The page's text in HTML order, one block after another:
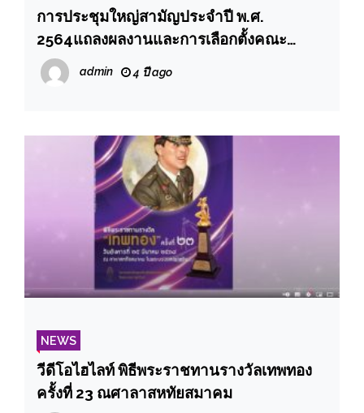
การประชุมใหญ่สามัญประจำปี พ.ศ.
2564แถลงผลงานและการเลือกตั้งคณะ
กรรมการบริหารชุดใหม่ (วาระปี2565-2566)
admin 4 ปี ago
NEWS
วีดีโอไฮไลท์ พิธีพระราชทานรางวัลเทพทอง
ครั้งที่ 23 ณศาลาสหทัยสมาคม